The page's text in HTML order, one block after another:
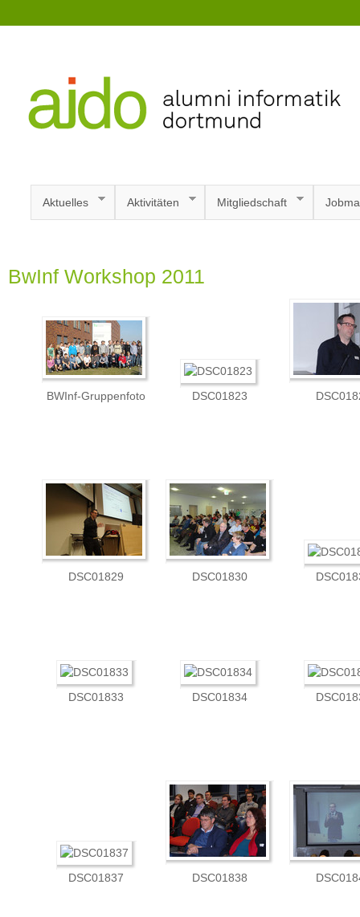
Aktuelles Aktivitäten Mitgliedschaft
BwInf Workshop 2011
BWInf-Gruppenfoto DSC01823
DSC01829 DSC01830
DSC01833 DSC01834
DSC01837 DSC01838